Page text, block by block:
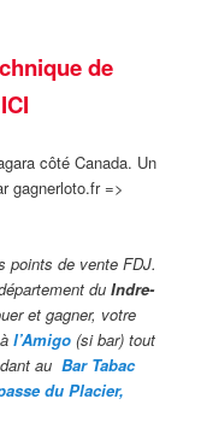
de
côté Canada. Un
gagnerloto.fr =>
points de vente FDJ.
duIndre-
et gagner, votre
àl’Amigo (si bar) tout
au Bar Tabac
du Placier,